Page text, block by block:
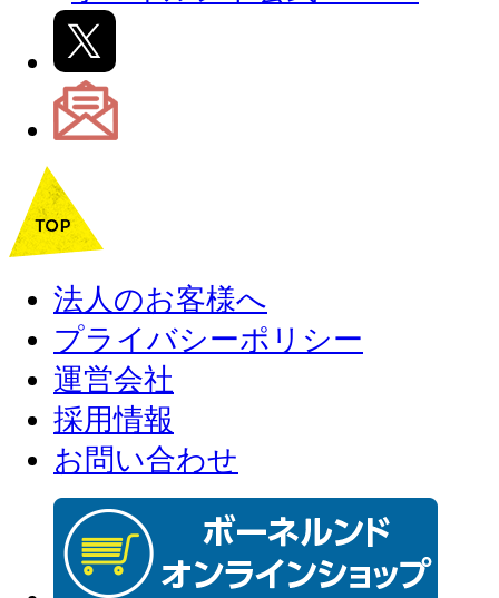
法人のお客様へ
プライバシーポリシー
運営会社
採用情報
お問い合わせ